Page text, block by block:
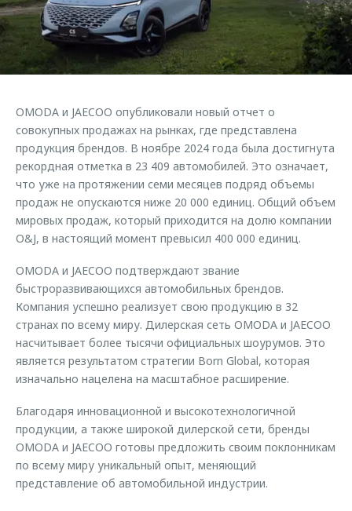
Страхование
Кредитный калькулятор
Аксессуары
Оригинальные аксессуары
Запчасти
Трейд-ин
Калькулятор трейд-ин
Клиентская поддержка
O&J Автоклуб
Клуб владельцев OMODA
Аксессуары
Одежда и сувениры
Оригинальные аксессуары
Запчасти
Обратная связь
OMODA и JAECOO опубликовали новый отчет о
совокупных продажах на рынках, где представлена
продукция брендов. В ноябре 2024 года была достигнута
рекордная отметка в 23 409 автомобилей. Это означает,
что уже на протяжении семи месяцев подряд объемы
продаж не опускаются ниже 20 000 единиц. Общий объем
мировых продаж, который приходится на долю компании
O&J, в настоящий момент превысил 400 000 единиц.
OMODA и JAECOO подтверждают звание
быстроразвивающихся автомобильных брендов.
Компания успешно реализует свою продукцию в 32
странах по всему миру. Дилерская сеть OMODA и JAECOO
насчитывает более тысячи официальных шоурумов. Это
является результатом стратегии Born Global, которая
изначально нацелена на масштабное расширение.
Благодаря инновационной и высокотехнологичной
продукции, а также широкой дилерской сети, бренды
OMODA и JAECOO готовы предложить своим поклонникам
по всему миру уникальный опыт, меняющий
представление об автомобильной индустрии.